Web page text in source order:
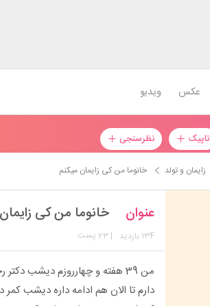
عکس ویدیو
تاپیک نظرسنجی
زایمان و تولد خانوما من کی زایمان میکنم
عنوان خانوما من کی
134 بازدید | 23 پست
من 39 هفته و چهارروزم دیشب
دارم تا الان هم ادامه داره دیشب